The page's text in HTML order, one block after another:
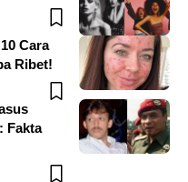
Cara
Ribet!
Fakta